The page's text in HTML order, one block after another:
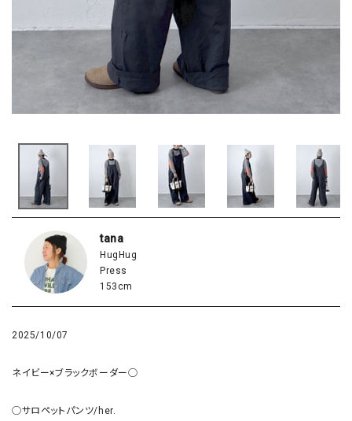
tana
HugHug
Press
153cm
2025/10/07
ネイビー×ブラックボーダー◯
◯サロペットパンツ/her.